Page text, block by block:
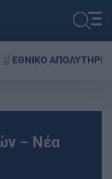
ΕΘΝΙΚΟ ΑΠΟΛΥΤΗΡΙΟ
– Νέα